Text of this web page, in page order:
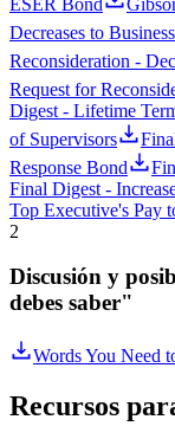
Decreases to
Reconsideration -
Request for
Digest - Lifetime
of Supervisors
Response Bond
Final Digest -
Top Executive's Pay
2
Discusión y
debes saber"
Words You Need
Recursos